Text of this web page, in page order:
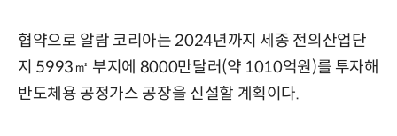
협약으로 알람 코리아는 2024년까지 세종 전의산업단
지 5993㎡ 부지에 8000만달러(약 1010억원)를 투자해
반도체용 공정가스 공장을 신설할 계획이다.